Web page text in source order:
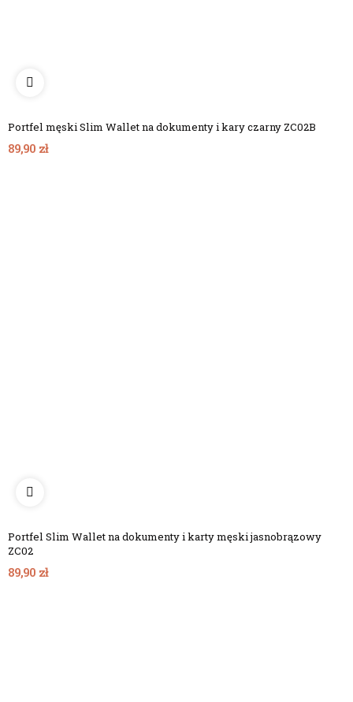
Portfel męski Slim Wallet na dokumenty i kary czarny ZC02B
89,90 zł
Portfel Slim Wallet na dokumenty i karty męski jasnobrązowy
ZC02
89,90 zł